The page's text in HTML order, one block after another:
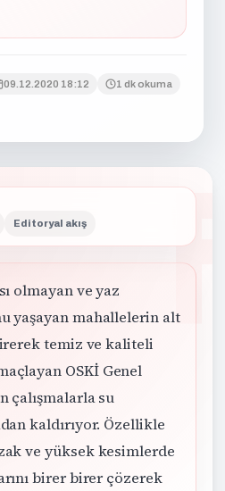
09.12.2020 18:12 1 dk okuma
Editoryal akış
olmayan ve yaz
yaşayan mahallelerin alt
temiz ve kaliteli
OSKİ Genel
çalışmalarla su
kaldırıyor. Özellikle
ve yüksek kesimlerde
birer birer çözerek